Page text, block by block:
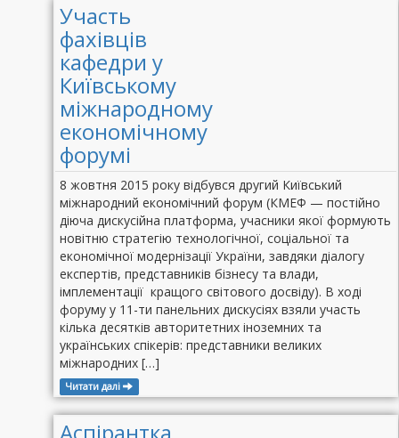
Участь
фахівців
кафедри у
Київському
міжнародному
економічному
форумі
8 жовтня 2015 року відбувся другий Київський
міжнародний економічний форум (КМЕФ — постійно
діюча дискусійна платформа, учасники якої формують
новітню стратегію технологічної, соціальної та
економічної модернізації України, завдяки діалогу
експертів, представників бізнесу та влади,
імплементації кращого світового досвіду). В ході
форуму у 11-ти панельних дискусіях взяли участь
кілька десятків авторитетних іноземних та
українських спікерів: представники великих
міжнародних […]
Читати далі